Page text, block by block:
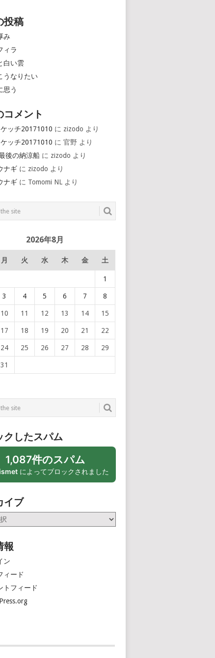
投稿
み
ィラ
白い雲
うなりたい
思う
コメント
ッチ20171010 に zizodo より
ッチ20171010 に官野 より
後の納涼船 に zizodo より
ナギ に zizodo より
ナギ に Tomomi NL より
2026年8月
月 火 水 木 金 土
1
3 4 5 6 7 8
10 11 12 13 14 15
17 18 19 20 21 22
24 25 26 27 28 29
31
クしたスパム
1,087件のスパム
によってブロックされました
イブ
報
ン
ィード
トフィード